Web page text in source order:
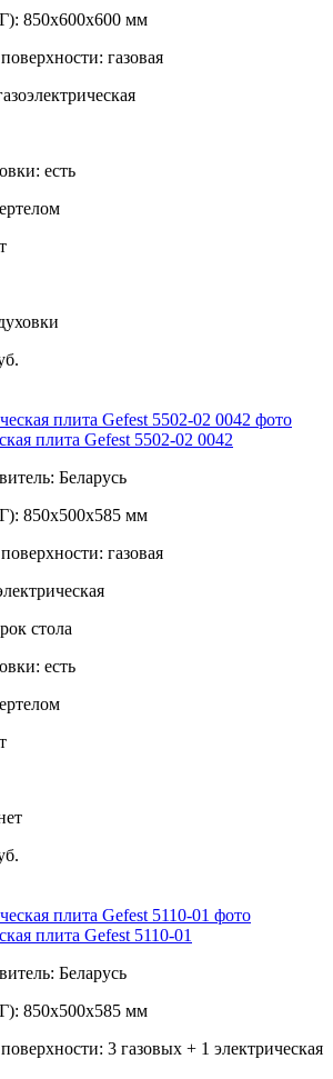
850х600х600 мм
газовая
есть
плита Gefest 5502-02 0042
Беларусь
850х500х585 мм
газовая
стола
есть
плита Gefest 5110-01
Беларусь
850х500х585 мм
3 газовых + 1 электрическая